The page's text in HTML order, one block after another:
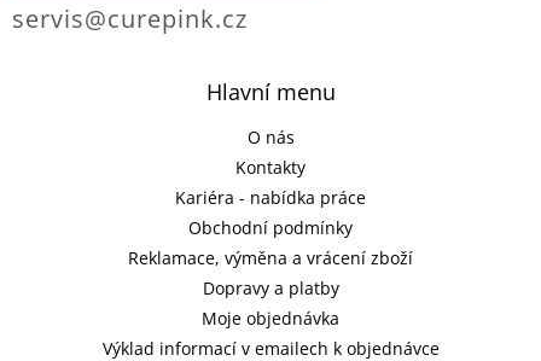
Hlavní menu
O nás
Kontakty
Kariéra - nabídka práce
Obchodní podmínky
Reklamace, výměna a vrácení zboží
Dopravy a platby
Moje objednávka
Výklad informací v emailech k objednávce
servis@curepink.cz